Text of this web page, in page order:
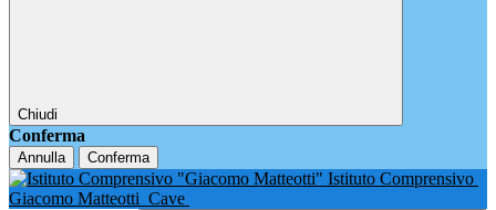
Chiudi
Conferma
Annulla Conferma
Istituto Comprensivo
Giacomo Matteotti Cave